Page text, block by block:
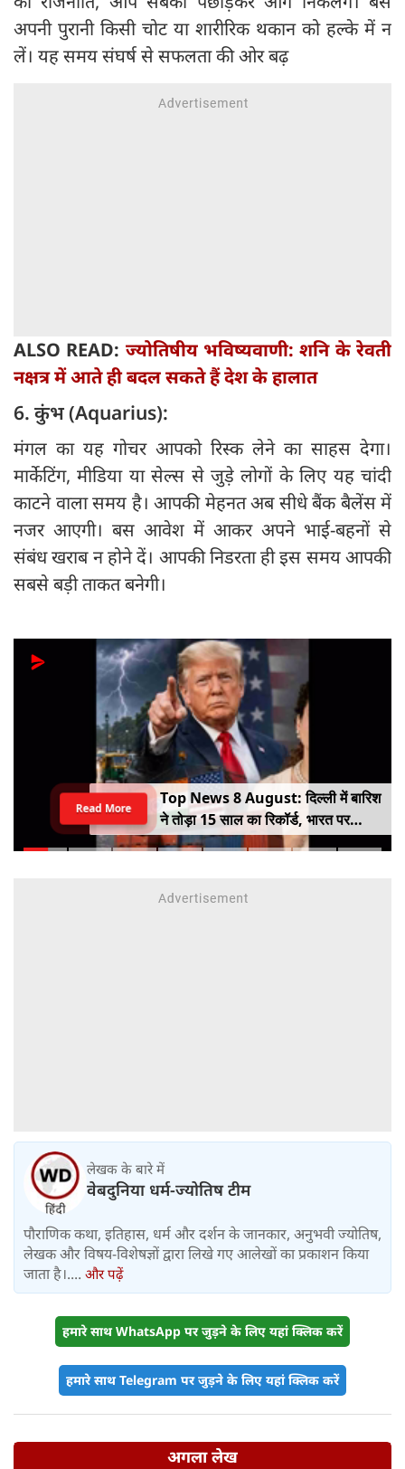
अपनी पुरानी किसी चोट या शारीरिक थकान को हल्के में न
लें। यह समय संघर्ष से सफलता की ओर बढ़
ALSO READ: ज्योतिषीय भविष्यवाणी: शनि के रेवती
नक्षत्र में आते ही बदल सकते हैं देश के हालात
6. कुंभ (Aquarius):
मंगल का यह गोचर आपको रिस्क लेने का साहस देगा।
मार्केटिंग, मीडिया या सेल्स से जुड़े लोगों के लिए यह चांदी
काटने वाला समय है। आपकी मेहनत अब सीधे बैंक बैलेंस में
नजर आएगी। बस आवेश में आकर अपने भाई-बहनों से
संबंध खराब न होने दें। आपकी निडरता ही इस समय आपकी
सबसे बड़ी ताकत बनेगी।
Top News 8 August: दिल्ली में बारिश
ने तोड़ा 15 साल का रिकॉर्ड, भारत पर
100% टैरिफ का खतरा; Gen Z पर कंगना
Read More
लेखक के बारे में
वेबदुनिया धर्म-ज्योतिष टीम
पौराणिक कथा, इतिहास, धर्म और दर्शन के जानकार, अनुभवी ज्योतिष,
लेखक और विषय-विशेषज्ञों द्वारा लिखे गए आलेखों का प्रकाशन किया
जाता है।.... और पढ़ें
हमारे साथ WhatsApp पर जुड़ने के लिए यहां क्लिक करें
हमारे साथ Telegram पर जुड़ने के लिए यहां क्लिक करें
अगला लेख